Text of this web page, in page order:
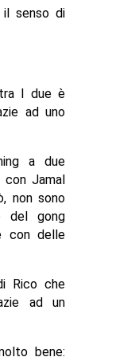
il senso di
I due è
ad uno
a due
Jamal
non sono
del gong
con delle
Rico che
ad un
bene: